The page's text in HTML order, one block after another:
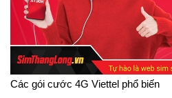
Các gói cước 4G Viettel phổ biến